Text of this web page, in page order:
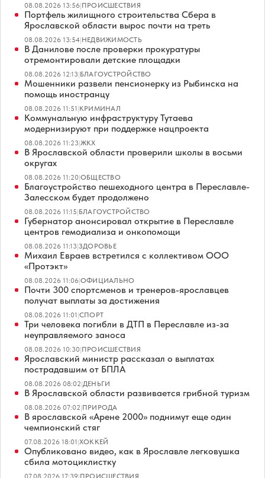
08.08.2026 13:56|ПРОИСШЕСТВИЯ
Портфель жилищного строительства Сбера в
Ярославской области вырос почти на треть
08.08.2026 13:54|НЕДВИЖИМОСТЬ
В Данилове после проверки прокуратуры
отремонтировали детские площадки
08.08.2026 12:13|БЛАГОУСТРОЙСТВО
Мошенники развели пенсионерку из Рыбинска на
помощь иностранцу
08.08.2026 11:51|КРИМИНАЛ
Коммунальную инфраструктуру Тутаева
модернизируют при поддержке нацпроекта
08.08.2026 11:23|ЖКХ
В Ярославской области проверили школы в восьми
округах
08.08.2026 11:20|ОБЩЕСТВО
Благоустройство пешеходного центра в Переславле-
Залесском будет продолжено
08.08.2026 11:15|БЛАГОУСТРОЙСТВО
Губернатор анонсировал открытие в Переславле
центров гемодиализа и онкопомощи
08.08.2026 11:13|ЗДОРОВЬЕ
Михаил Евраев встретился с коллективом ООО
«Протэкт»
08.08.2026 11:06|ОФИЦИАЛЬНО
Почти 300 спортсменов и тренеров-ярославцев
получат выплаты за достижения
08.08.2026 11:01|СПОРТ
Три человека погибли в ДТП в Переславле из-за
неуправляемого заноса
08.08.2026 10:30|ПРОИСШЕСТВИЯ
Ярославский министр рассказал о выплатах
пострадавшим от БПЛА
08.08.2026 08:02|ДЕНЬГИ
В Ярославской области развивается грибной туризм
08.08.2026 07:02|ПРИРОДА
В ярославской «Арене 2000» поднимут еще один
чемпионский стяг
07.08.2026 18:01|ХОККЕЙ
Опубликовано видео, как в Ярославле легковушка
сбила мотоциклистку
07.08.2026 17:39|ПРОИСШЕСТВИЯ